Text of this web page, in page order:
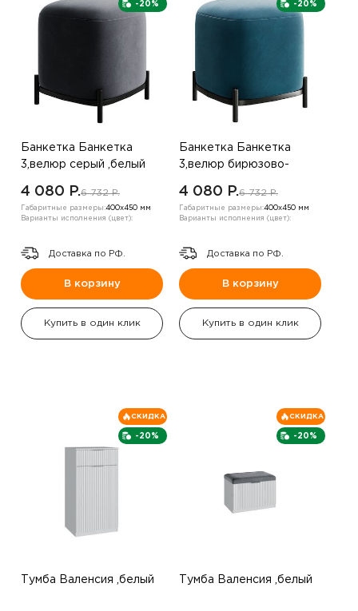
-20%
Банкетка Банкетка
3,велюр серый ,белый
4 080 P.6 732 P.
Габаритные размеры:400х450 мм
Варианты исполнения (цвет):
Доставка по РФ.
В корзину
Купить в один клик
-20%
Банкетка Банкетка
3,велюр бирюзово-
капучино
4 080 P.6 732 P.
Габаритные размеры:400х450 мм
Варианты исполнения (цвет):
Доставка по РФ.
В корзину
Купить в один клик
-20%
СКИДКА
Тумба Валенсия ,белый
-20%
СКИДКА
Тумба Валенсия ,белый